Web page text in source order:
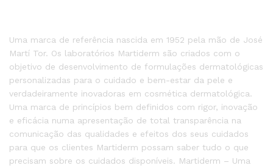
Uma marca de referência nascida em 1952 pela mão de José
Martí Tor. Os laboratórios Martiderm são criados com o
objetivo de desenvolvimento de formulações dermatológicas
personalizadas para o cuidado e bem-estar da pele e
verdadeiramente inovadoras em cosmética dermatológica.
Uma marca de princípios bem definidos com rigor, inovação
e eficácia numa apresentação de total transparência na
comunicação das qualidades e efeitos dos seus cuidados
para que os clientes Martiderm possam saber tudo o que
precisam sobre os cuidados disponíveis. Martiderm – Uma